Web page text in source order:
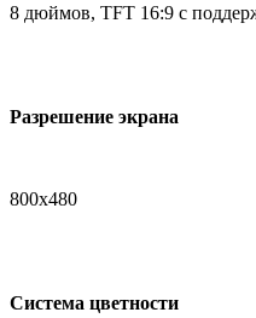
8 дюймов, TFT 16:9 с
Разрешение экрана
800x480
Система цветности